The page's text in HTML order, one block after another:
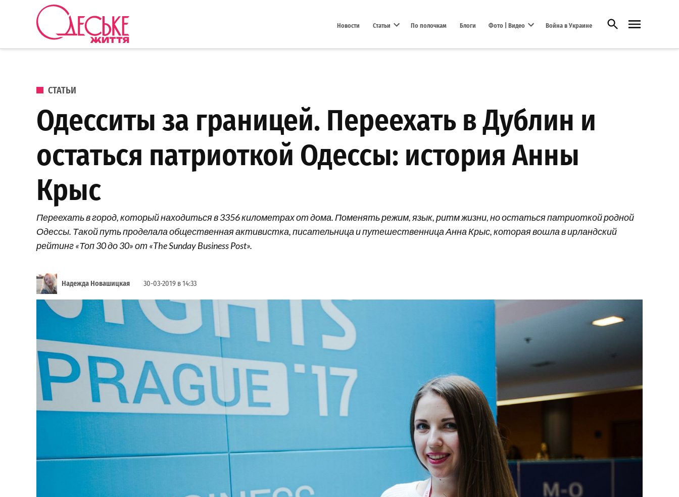
Перейти к содержанию
Новости Статьи По полочкам Блоги Фото | Видео Война в Украине Открыть поиск
ОПУБЛИКОВАНО В
СТАТЬИ
Одесситы за границей. Переехать в Дублин и
остаться патриоткой Одессы: история Анны
Крыс
Переехать в город, который находиться в 3356 километрах от дома. Поменять режим, язык, ритм жизни, но остаться патриоткой родной
Одессы. Такой путь проделала общественная активистка, писательница и путешественница Анна Крыс, которая вошла в ирландский
рейтинг «Топ 30 до 30» от «The Sunday Business Post».
Надежда Новашицкая 30-03-2019 в 14:33